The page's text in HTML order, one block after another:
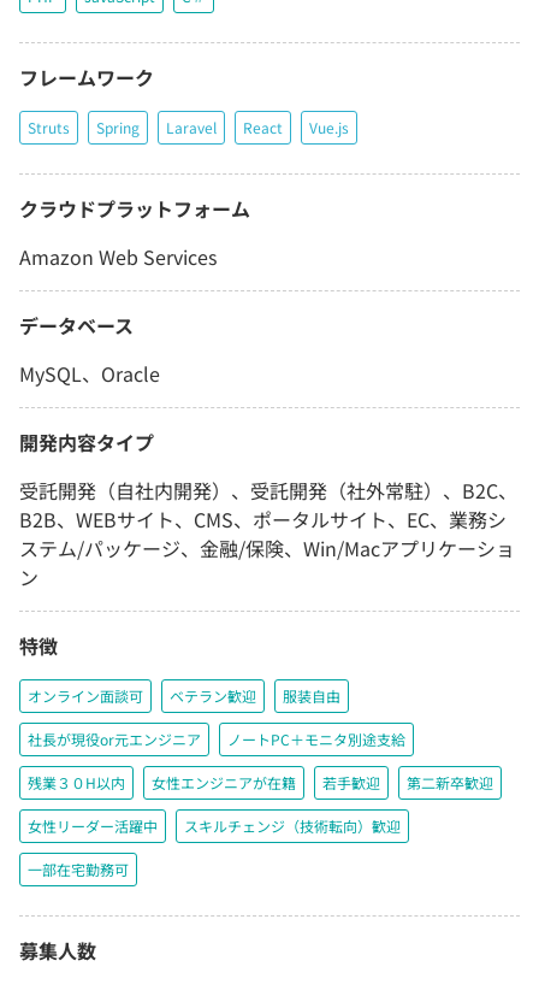
フレームワーク
Struts Spring Laravel React Vue.js
クラウドプラットフォーム
Amazon Web Services
データベース
MySQL、Oracle
開発内容タイプ
受託開発（自社内開発）、受託開発（社外常駐）、B2C、
B2B、WEBサイト、CMS、ポータルサイト、EC、業務シ
ステム/パッケージ、金融/保険、Win/Macアプリケーショ
ン
特徴
オンライン面談可 ベテラン歓迎 服装自由
社長が現役or元エンジニア ノートPC＋モニタ別途支給
残業３０H以内 女性エンジニアが在籍 若手歓迎 第二新卒歓迎
女性リーダー活躍中 スキルチェンジ（技術転向）歓迎
一部在宅勤務可
募集人数